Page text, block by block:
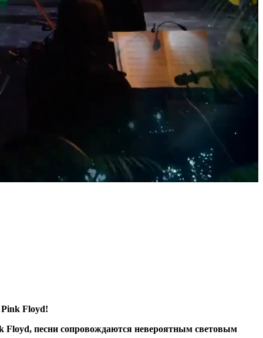
Pink Floyd!
песни сопровождаются невероятным световым